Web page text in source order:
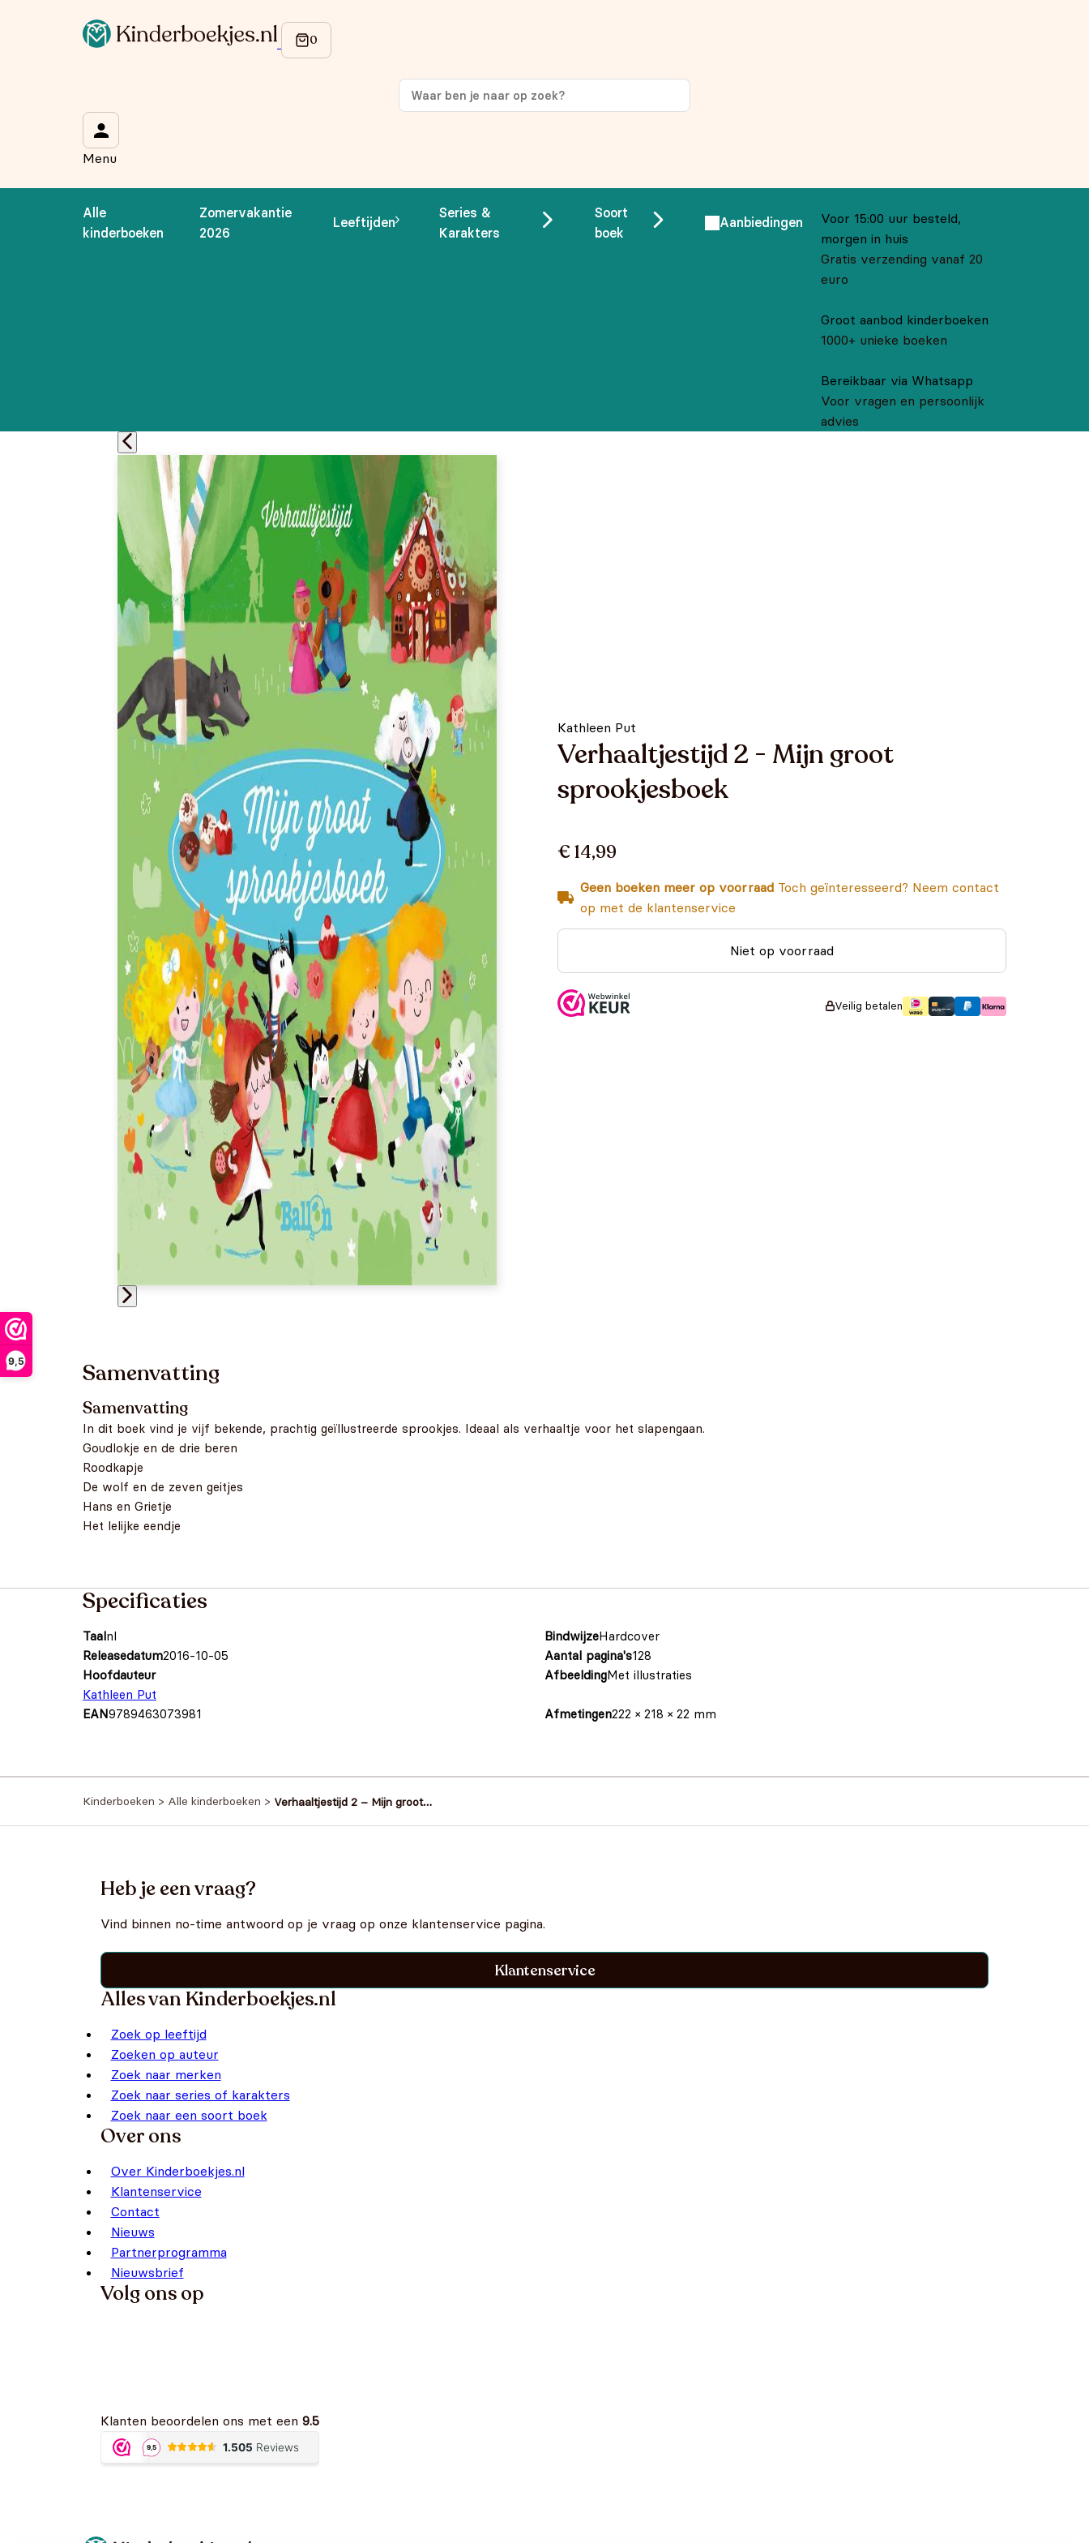
9,5
Menu
Alle
kinderboeken
Zomervakantie
2026
Leeftijden
Series &
Karakters
Soort
boek
Aanbiedingen
Voor 15:00 uur besteld,
morgen in huis
Gratis verzending vanaf 20
euro
Groot aanbod kinderboeken
1000+ unieke boeken
Bereikbaar via Whatsapp
Voor vragen en persoonlijk
advies
Kathleen Put
Verhaaltjestijd 2 - Mijn groot
sprookjesboek
€ 14,99
Geen boeken meer op voorraad Toch geïnteresseerd? Neem contact
op met de klantenservice
Niet op voorraad
Veilig betalen
Samenvatting
Samenvatting
In dit boek vind je vijf bekende, prachtig geïllustreerde sprookjes. Ideaal als verhaaltje voor het slapengaan.
Goudlokje en de drie beren
Roodkapje
De wolf en de zeven geitjes
Hans en Grietje
Het lelijke eendje
Specificaties
Taalnl BindwijzeHardcover
Releasedatum2016-10-05 Aantal pagina's128
Hoofdauteur
Kathleen Put
AfbeeldingMet illustraties
EAN9789463073981 Afmetingen222 × 218 × 22 mm
Kinderboeken > Alle kinderboeken > Verhaaltjestijd 2 – Mijn groot
Heb je een vraag?
Vind binnen no-time antwoord op je vraag op onze klantenservice pagina.
Klantenservice
Alles van Kinderboekjes.nl
Zoek op leeftijd
Zoeken op auteur
Zoek naar merken
Zoek naar series of karakters
Zoek naar een soort boek
Over ons
Over Kinderboekjes.nl
Klantenservice
Contact
Nieuws
Partnerprogramma
Nieuwsbrief
Volg ons op
Klanten beoordelen ons met een 9.5